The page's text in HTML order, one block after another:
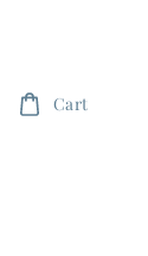
Cart